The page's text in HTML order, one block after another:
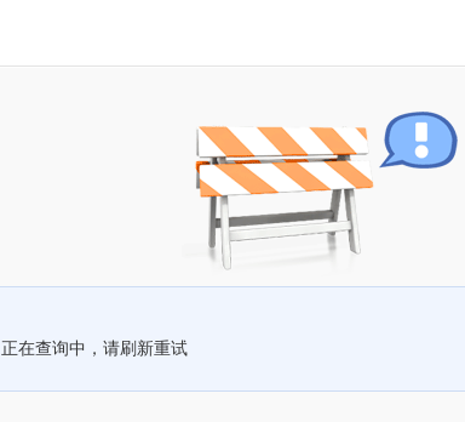
正在查询中，请刷新重试